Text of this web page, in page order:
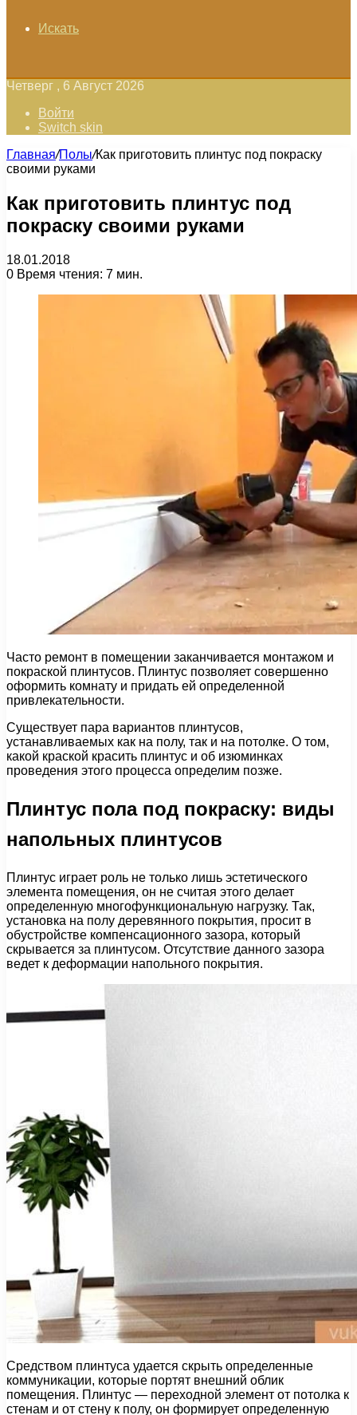
Искать
Четверг , 6 Август 2026
Войти
Switch skin
Главная/Полы/Как приготовить плинтус под покраску
своими руками
Как приготовить плинтус под
покраску своими руками
18.01.2018
0 Время чтения: 7 мин.
Часто ремонт в помещении заканчивается монтажом и
покраской плинтусов. Плинтус позволяет совершенно
оформить комнату и придать ей определенной
привлекательности.
Существует пара вариантов плинтусов,
устанавливаемых как на полу, так и на потолке. О том,
какой краской красить плинтус и об изюминках
проведения этого процесса определим позже.
Плинтус пола под покраску: виды
напольных плинтусов
Плинтус играет роль не только лишь эстетического
элемента помещения, он не считая этого делает
определенную многофункциональную нагрузку. Так,
установка на полу деревянного покрытия, просит в
обустройстве компенсационного зазора, который
скрывается за плинтусом. Отсутствие данного зазора
ведет к деформации напольного покрытия.
Средством плинтуса удается скрыть определенные
коммуникации, которые портят внешний облик
помещения. Плинтус — переходной элемент от потолка к
стенам и от стену к полу, он формирует определенную